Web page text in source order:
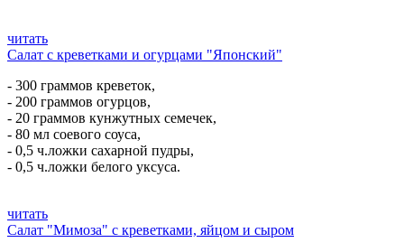
читать
Салат с креветками и огурцами "Японский"
- 300 граммов креветок,
- 200 граммов огурцов,
- 20 граммов кунжутных семечек,
- 80 мл соевого соуса,
- 0,5 ч.ложки сахарной пудры,
- 0,5 ч.ложки белого уксуса.
читать
Салат "Мимоза" с креветками, яйцом и сыром